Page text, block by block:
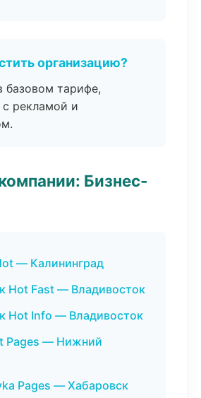
организацию?
базовом тарифе,
рекламой и
Бизнес-
— Калининград
Hot Fast — Владивосток
Hot Info — Владивосток
Pages — Нижний
Pages — Хабаровск